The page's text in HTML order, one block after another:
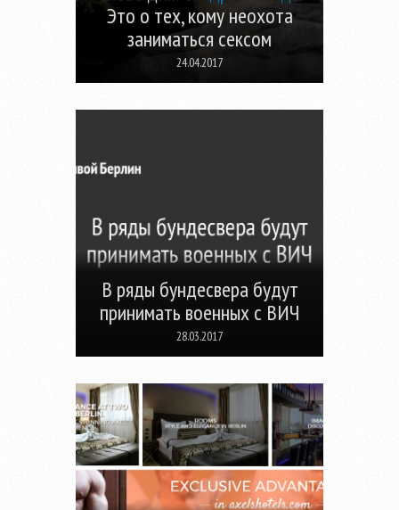
Это о тех, кому неохота
заниматься сексом
24.04.2017
В ряды бундесвера будут
принимать военных с ВИЧ
28.03.2017